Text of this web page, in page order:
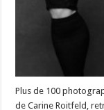
Plus de 100
de Carine Roitfeld,